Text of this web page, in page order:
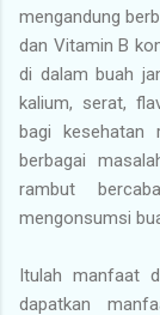
mengandung
dan Vitamin B
di dalam buah
kalium, serat,
bagi kesehatan
berbagai
rambut
mengonsumsi
Itulah manfaat
dapatkan